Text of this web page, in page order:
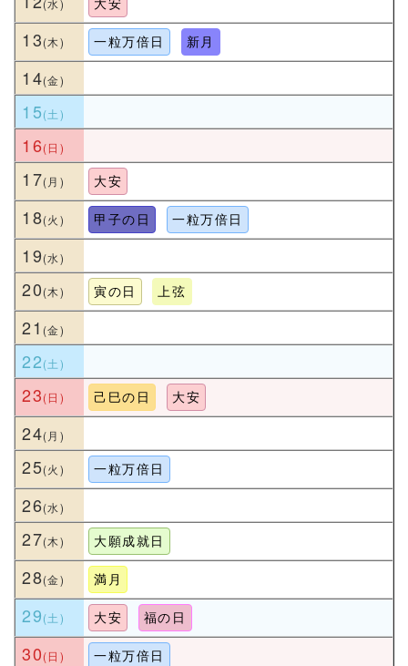
大安
13 一粒万倍日 新月
14
15
16
17
大安
18 甲子の日 一粒万倍日
19
20
寅の日 上弦
21
22
23
己巳の日 大安
24
25
一粒万倍日
26
27
大願成就日
28 満月
29 大安 福の日
30 一粒万倍日